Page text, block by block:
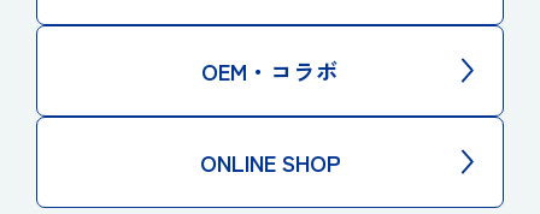
OEM・コラボ
ONLINE SHOP